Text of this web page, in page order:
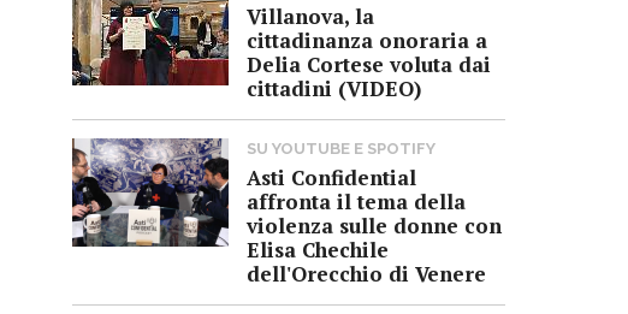
Villanova, la
cittadinanza onoraria a
Delia Cortese voluta dai
cittadini (VIDEO)
SU YOUTUBE E SPOTIFY
Asti Confidential
affronta il tema della
violenza sulle donne con
Elisa Chechile
dell'Orecchio di Venere